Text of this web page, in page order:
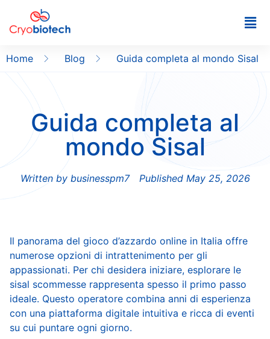
Home Blog Guida completa al mondo Sisal
Guida completa al
mondo Sisal
Written bybusinesspm7 PublishedMay 25, 2026
Il panorama del gioco d’azzardo online in Italia offre
numerose opzioni di intrattenimento per gli
appassionati. Per chi desidera iniziare, esplorare le
sisal scommesse rappresenta spesso il primo passo
ideale. Questo operatore combina anni di esperienza
con una piattaforma digitale intuitiva e ricca di eventi
su cui puntare ogni giorno.